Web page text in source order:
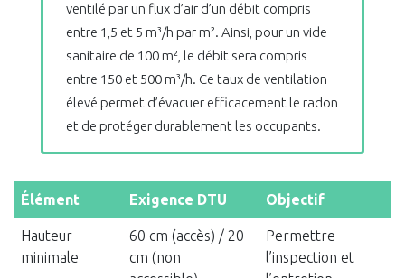
ventilé par un flux d’air d’un débit compris
entre 1,5 et 5 m³/h par m². Ainsi, pour un vide
sanitaire de 100 m², le débit sera compris
entre 150 et 500 m³/h. Ce taux de ventilation
élevé permet d’évacuer efficacement le radon
et de protéger durablement les occupants.
Élément Exigence DTU Objectif
Hauteur
minimale
60 cm (accès) / 20
cm (non
Permettre
l’inspection et